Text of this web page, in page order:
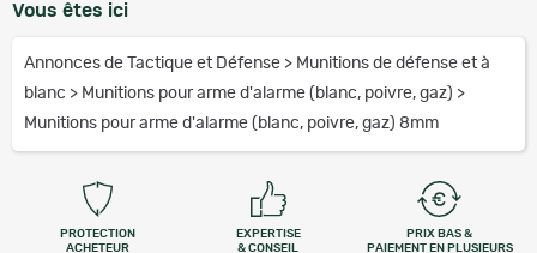
Vous êtes ici
Annonces de Tactique et Défense > Munitions de défense et à
blanc > Munitions pour arme d'alarme (blanc, poivre, gaz) >
Munitions pour arme d'alarme (blanc, poivre, gaz) 8mm
PROTECTION
ACHETEUR
EXPERTISE
& CONSEIL
PRIX BAS &
PAIEMENT EN PLUSIEURS